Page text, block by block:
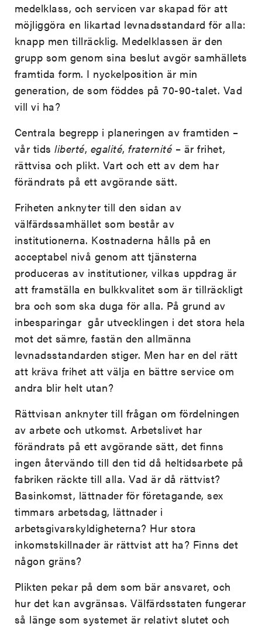
medelklass, och servicen var skapad för att
möjliggöra en likartad levnadsstandard för alla:
knapp men tillräcklig. Medelklassen är den
grupp som genom sina beslut avgör samhällets
framtida form. I nyckelposition är min
generation, de som föddes på 70-90-talet. Vad
vill vi ha?
Centrala begrepp i planeringen av framtiden –
vår tidsliberté, egalité,fraternité– är frihet,
rättvisa och plikt. Vart och ett av dem har
förändrats på ett avgörande sätt.
Friheten anknyter till den sidan av
välfärdssamhället som består av
institutionerna. Kostnaderna hålls på en
acceptabel nivå genom att tjänsterna
produceras av institutioner, vilkas uppdrag är
att framställa en bulkkvalitet som är tillräckligt
bra och som ska duga för alla. På grund av
inbesparingar går utvecklingen i det stora hela
mot det sämre, fastän den allmänna
levnadsstandarden stiger. Men har en del rätt
att kräva frihet att välja en bättre service om
andra blir helt utan?
Rättvisan anknyter till frågan om fördelningen
av arbete och utkomst. Arbetslivet har
förändrats på ett avgörande sätt, det finns
ingen återvändo till den tid då heltidsarbete på
fabriken räckte till alla. Vad är då rättvist?
Basinkomst, lättnader för företagande, sex
timmars arbetsdag, lättnader i
arbetsgivarskyldigheterna? Hur stora
inkomstskillnader är rättvist att ha? Finns det
någon gräns?
Plikten pekar på dem som bär ansvaret, och
hur det kan avgränsas. Välfärdsstaten fungerar
så länge som systemet är relativt slutet och